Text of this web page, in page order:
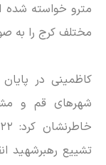
مترو خواسته شده
مختلف کرج را به صورت
کاظمینی در
شهرهای قم و
تشییع رهبرشهید